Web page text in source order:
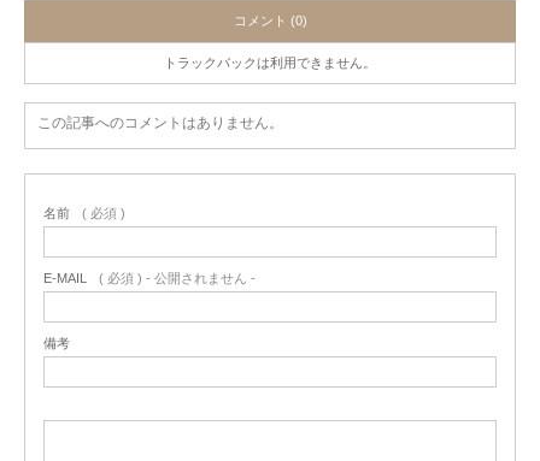
コメント (0)
トラックバックは利用できません。
この記事へのコメントはありません。
名前 ( 必須 )
E-MAIL ( 必須 ) - 公開されません -
備考